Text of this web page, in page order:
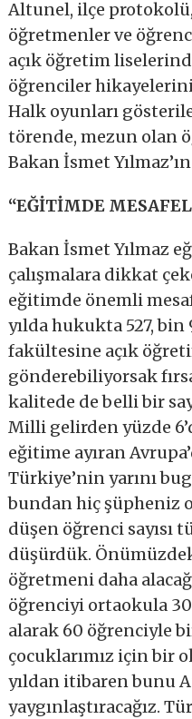
Altunel, ilçe
öğretmenler ve
açık öğretim
öğrenciler hikayelerini
Halk oyunları
törende, mezun olan
Bakan İsmet
“EĞİTİMDE
Bakan İsmet Yılmaz
çalışmalara dikkat
eğitimde önemli
yılda hukukta 527,
fakültesine açık
gönderebiliyorsak
kalitede de belli bir
Milli gelirden yüzde
eğitime ayıran
Türkiye’nin yarını
bundan hiç şüpheniz
düşen öğrenci sayısı
düşürdük.
öğretmeni daha
öğrenciyi ortaokula
alarak 60 öğrenciyle
çocuklarımız için bir
yıldan itibaren bunu
yaygınlaştıracağız.